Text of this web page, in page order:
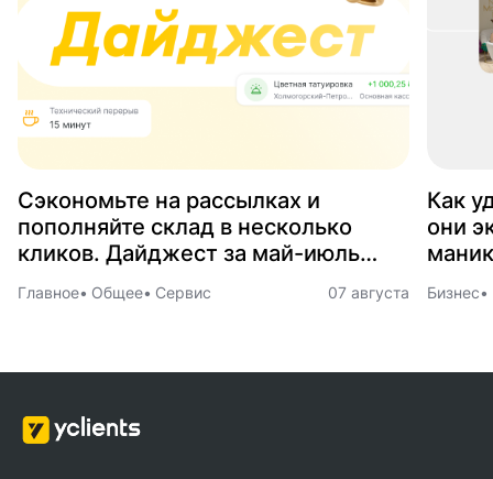
Сэкономьте на рассылках и
пополняйте склад в несколько
кликов. Дайджест за май-июль
2026
Главное Общее Сервис 07 августа
Как
они
Бизнес